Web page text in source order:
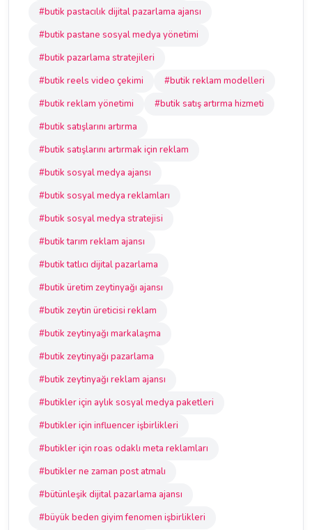
#butik pastacılık dijital pazarlama ajansı
#butik pastane sosyal medya yönetimi
#butik pazarlama stratejileri
#butik reels video çekimi
#butik reklam modelleri
#butik reklam yönetimi
#butik satış artırma hizmeti
#butik satışlarını artırma
#butik satışlarını artırmak için reklam
#butik sosyal medya ajansı
#butik sosyal medya reklamları
#butik sosyal medya stratejisi
#butik tarım reklam ajansı
#butik tatlıcı dijital pazarlama
#butik üretim zeytinyağı ajansı
#butik zeytin üreticisi reklam
#butik zeytinyağı markalaşma
#butik zeytinyağı pazarlama
#butik zeytinyağı reklam ajansı
#butikler için aylık sosyal medya paketleri
#butikler için influencer işbirlikleri
#butikler için roas odaklı meta reklamları
#butikler ne zaman post atmalı
#bütünleşik dijital pazarlama ajansı
#büyük beden giyim fenomen işbirlikleri